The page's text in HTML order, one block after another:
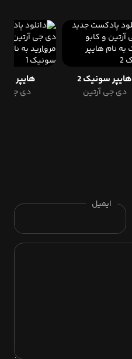
هایپر سونیک 2
دی جی آرتین
هایپر
دی جی
ایمیل